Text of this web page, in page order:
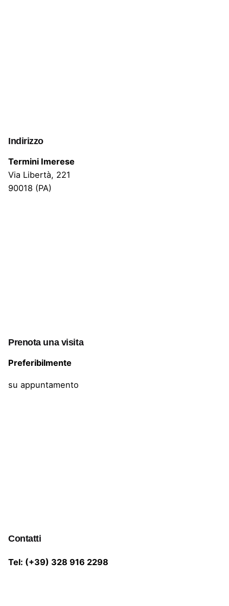
Indirizzo
Termini Imerese
Via Libertà, 221
90018 (PA)
Prenota una visita
Preferibilmente
su appuntamento
Contatti
Tel: (+39) 328 916 2298